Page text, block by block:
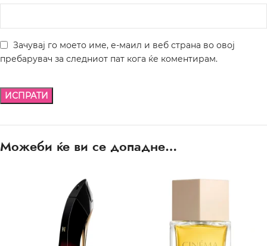
Зачувај го моето име, е-маил и веб страна во овој
пребарувач за следниот пат кога ќе коментирам.
Можеби ќе ви се допадне…